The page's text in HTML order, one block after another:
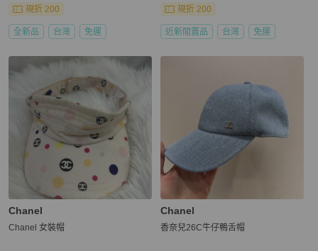
現折 200
全新品 台灣 免運
現折 200
近新閒置品 台灣 免運
Chanel
Chanel 女裝帽
Chanel
香奈兒26C牛仔鴨舌帽